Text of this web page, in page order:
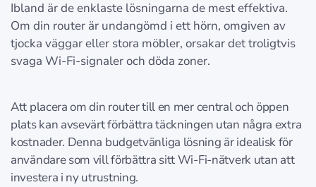
Ibland är de enklaste lösningarna de mest effektiva.
Om din router är undangömd i ett hörn, omgiven av
tjocka väggar eller stora möbler, orsakar det troligtvis
svaga Wi-Fi-signaler och döda zoner.
Att placera om din router till en mer central och öppen
plats kan avsevärt förbättra täckningen utan några extra
kostnader. Denna budgetvänliga lösning är idealisk för
användare som vill förbättra sitt Wi-Fi-nätverk utan att
investera i ny utrustning.